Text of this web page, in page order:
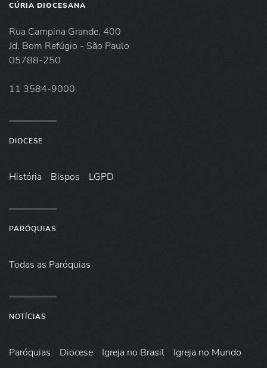
CÚRIA DIOCESANA
Rua Campina Grande, 400
Jd. Bom Refúgio - São Paulo
05788-250
11 3584-9000
DIOCESE
História Bispos LGPD
PARÓQUIAS
Todas as Paróquias
NOTÍCIAS
Paróquias Diocese Igreja no Brasil Igreja no Mundo